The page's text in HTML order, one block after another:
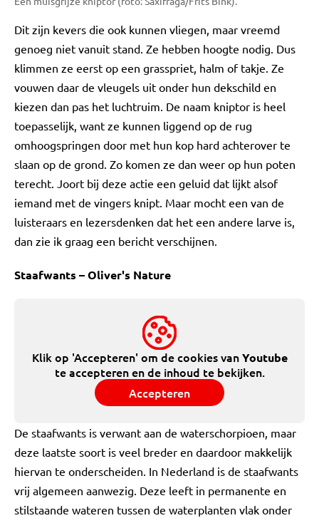
Dit zijn kevers die ook kunnen vliegen, maar vreemd
genoeg niet vanuit stand. Ze hebben hoogte nodig. Dus
klimmen ze eerst op een grasspriet, halm of takje. Ze
vouwen daar de vleugels uit onder hun dekschild en
kiezen dan pas het luchtruim. De naam kniptor is heel
toepasselijk, want ze kunnen liggend op de rug
omhoogspringen door met hun kop hard achterover te
slaan op de grond. Zo komen ze dan weer op hun poten
terecht. Joort bij deze actie een geluid dat lijkt alsof
iemand met de vingers knipt. Maar mocht een van de
luisteraars en lezersdenken dat het een andere larve is,
dan zie ik graag een bericht verschijnen.
Staafwants – Oliver's Nature
Klik op 'Accepteren' om de cookies vanYoutube
te accepteren en de inhoud te bekijken.
Accepteren
De staafwants is verwant aan de waterschorpioen, maar
deze laatste soort is veel breder en daardoor makkelijk
hiervan te onderscheiden. In Nederland is de staafwants
vrij algemeen aanwezig. Deze leeft in permanente en
stilstaande wateren tussen de waterplanten vlak onder